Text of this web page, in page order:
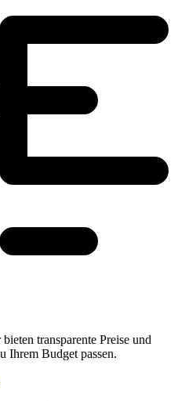
transparente Preise und
Ihrem Budget passen.